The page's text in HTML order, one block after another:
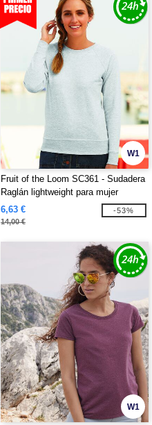
W1
Fruit of the Loom SC361 - Sudadera
Raglán lightweight para mujer
6,63 €
14,00 €
-53%
W1